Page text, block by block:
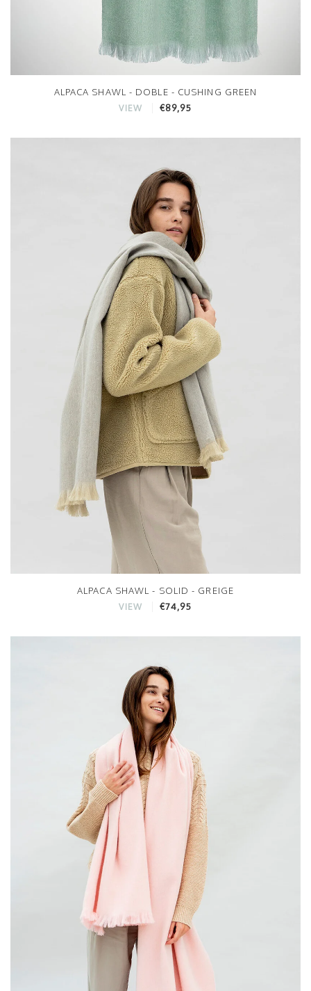
ALPACA SHAWL - DOBLE - CUSHING GREEN
VIEW €89,95
ALPACA SHAWL - SOLID - GREIGE
VIEW €74,95